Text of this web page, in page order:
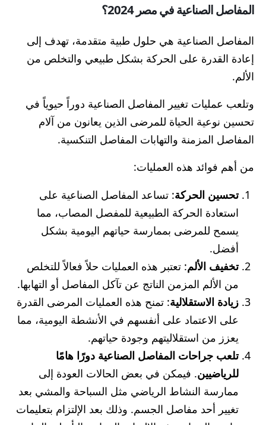
المفاصل الصناعية في مصر 2024؟
المفاصل الصناعية هي حلول طبية متقدمة، تهدف إلى
إعادة القدرة على الحركة بشكل طبيعي والتخلص من
الألم.
وتلعب عمليات تغيير المفاصل الصناعية دوراً حيوياً في
تحسين نوعية الحياة للمرضى الذين يعانون من آلام
المفاصل المزمنة والتهابات المفاصل التنكسية.
من أهم فوائد هذه العمليات:
تحسين الحركة: تساعد المفاصل الصناعية على
استعادة الحركة الطبيعية للمفصل المصاب، مما
يسمح للمرضى بممارسة حياتهم اليومية بشكل
أفضل.
تخفيف الألم: تعتبر هذه العمليات حلاً فعالاً للتخلص
من الألم المزمن الناتج عن تآكل المفاصل أو التهابها.
زيادة الاستقلالية: تمنح هذه العمليات المرضى القدرة
على الاعتماد على أنفسهم في الأنشطة اليومية، مما
يعزز من استقلاليتهم وجودة حياتهم.
تلعب جراحات المفاصل الصناعية دورًا هامًا
للرياضيين. فيمكن في بعض الحالات العودة إلى
ممارسة النشاط الرياضي مثل السباحة والمشي بعد
تغيير أحد مفاصل الجسم. وذلك بعد الإلتزام بتعليمات